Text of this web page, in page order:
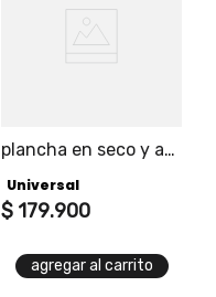
plancha en seco y a
Universal
$ 179.900
agregar al carrito